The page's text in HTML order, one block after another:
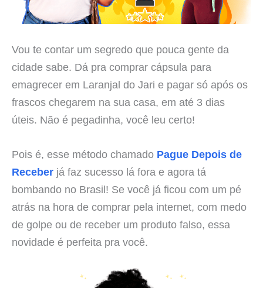
Vou te contar um segredo que pouca gente da
cidade sabe. Dá pra comprar cápsula para
emagrecer em Laranjal do Jari e pagar só após os
frascos chegarem na sua casa, em até 3 dias
úteis. Não é pegadinha, você leu certo!
Pois é, esse método chamado Pague Depois de
Receber já faz sucesso lá fora e agora tá
bombando no Brasil! Se você já ficou com um pé
atrás na hora de comprar pela internet, com medo
de golpe ou de receber um produto falso, essa
novidade é perfeita pra você.